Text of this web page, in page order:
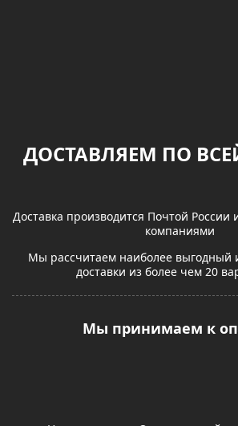
ДОСТАВЛЯЕМ ПО
Доставка производится Почтой
компаниями
Мы рассчитаем наиболее выгодный
доставки из более чем 20
Мы принимаем к